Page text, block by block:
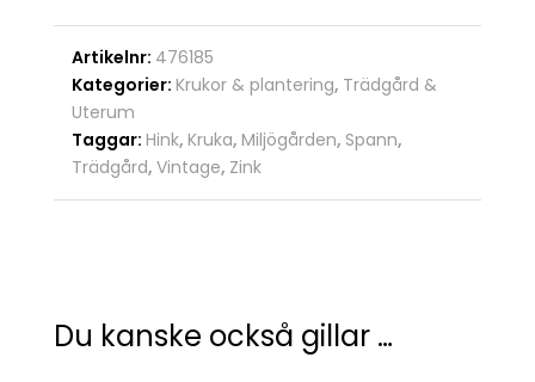
Artikelnr: 476185
Kategorier: Krukor & plantering, Trädgård &
Uterum
Taggar: Hink, Kruka, Miljögården, Spann,
Trädgård, Vintage, Zink
Du kanske också gillar …